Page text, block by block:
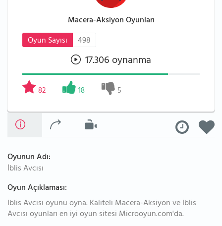
Macera-Aksiyon Oyunları
Oyun Sayısı
498
17.306 oynanma
82 18 5
Oyunun Adı:
İblis Avcısı
Oyun Açıklaması:
İblis Avcısı oyunu oyna. Kaliteli Macera-Aksiyon ve İblis
Avcısı oyunları en iyi oyun sitesi Microoyun.com'da.